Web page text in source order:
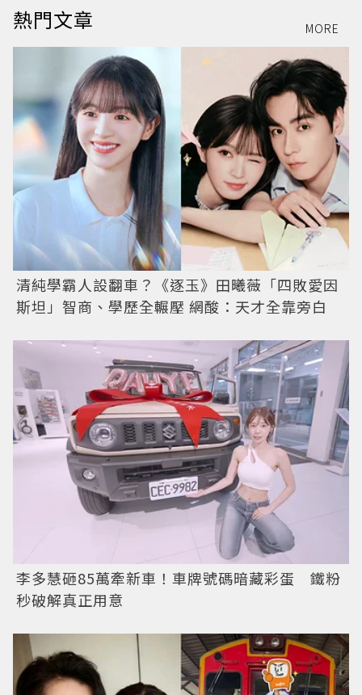
熱門文章 MORE
清純學霸人設翻車？《逐玉》田曦薇「四敗愛因
斯坦」智商、學歷全輾壓 網酸：天才全靠旁白
李多慧砸85萬牽新車！車牌號碼暗藏彩蛋 鐵粉
秒破解真正用意